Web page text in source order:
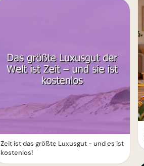
Zeit ist das größte Luxusgut - und es ist
kostenlos!